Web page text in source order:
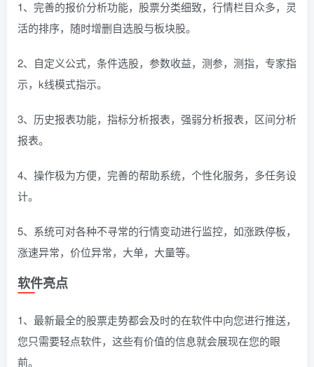
1、完善的报价分析功能，股票分类细致，行情栏目众多，灵
活的排序，随时增删自选股与板块股。
2、自定义公式，条件选股，参数收益，测参，测指，专家指
示，k线模式指示。
3、历史报表功能，指标分析报表，强弱分析报表，区间分析
报表。
4、操作极为方便，完善的帮助系统，个性化服务，多任务设
计。
5、系统可对各种不寻常的行情变动进行监控，如涨跌停板，
涨速异常，价位异常，大单，大量等。
软件亮点
1、最新最全的股票走势都会及时的在软件中向您进行推送，
您只需要轻点软件，这些有价值的信息就会展现在您的眼
前。